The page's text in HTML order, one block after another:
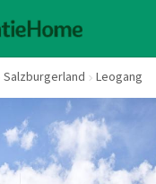
Salzburgerland Leogang